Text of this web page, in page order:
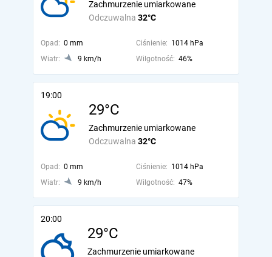
Odczuwalna 32°C
Zachmurzenie umiarkowane
Opad: 0 mm Ciśnienie: 1014 hPa
Wiatr:
9 km/h Wilgotność: 46%
19:00
29°C
Odczuwalna 32°C
Zachmurzenie umiarkowane
Opad: 0 mm Ciśnienie: 1014 hPa
Wiatr:
9 km/h Wilgotność: 47%
20:00
29°C
Zachmurzenie umiarkowane